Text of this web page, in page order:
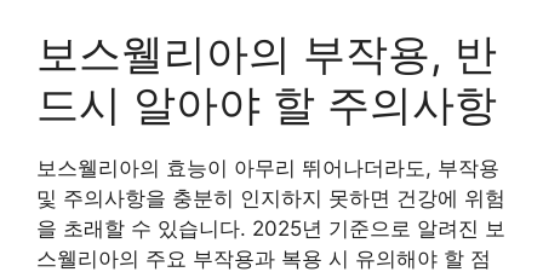
보스웰리아의 부작용, 반
드시 알아야 할 주의사항
보스웰리아의 효능이 아무리 뛰어나더라도, 부작용
및 주의사항을 충분히 인지하지 못하면 건강에 위험
을 초래할 수 있습니다. 2025년 기준으로 알려진 보
스웰리아의 주요 부작용과 복용 시 유의해야 할 점